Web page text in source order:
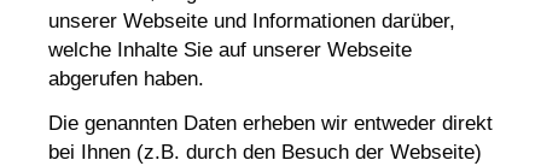
unserer Webseite und Informationen darüber,
welche Inhalte Sie auf unserer Webseite
abgerufen haben.
Die genannten Daten erheben wir entweder direkt
bei Ihnen (z.B. durch den Besuch der Webseite)